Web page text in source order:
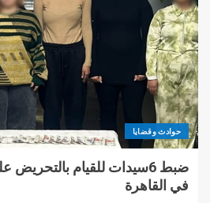
حوادث وقضايا
ضبط 6سيدات للقيام
في القاهرة